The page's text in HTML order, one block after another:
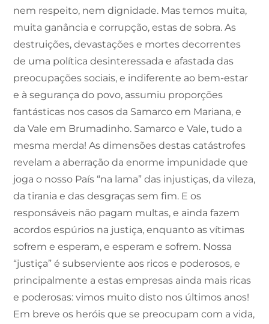
nem respeito, nem dignidade. Mas temos muita,
muita ganância e corrupção, estas de sobra. As
destruições, devastações e mortes decorrentes
de uma política desinteressada e afastada das
preocupações sociais, e indiferente ao bem-estar
e à segurança do povo, assumiu proporções
fantásticas nos casos da Samarco em Mariana, e
da Vale em Brumadinho. Samarco e Vale, tudo a
mesma merda! As dimensões destas catástrofes
revelam a aberração da enorme impunidade que
joga o nosso País “na lama” das injustiças, da vileza,
da tirania e das desgraças sem fim. E os
responsáveis não pagam multas, e ainda fazem
acordos espúrios na justiça, enquanto as vítimas
sofrem e esperam, e esperam e sofrem. Nossa
“justiça” é subserviente aos ricos e poderosos, e
principalmente a estas empresas ainda mais ricas
e poderosas: vimos muito disto nos últimos anos!
Em breve os heróis que se preocupam com a vida,